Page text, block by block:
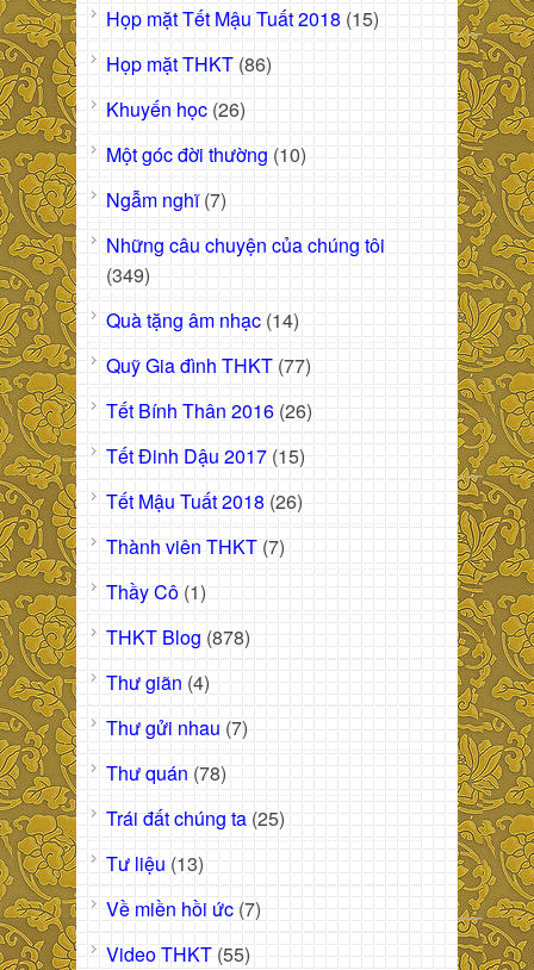
Họp mặt Tết Mậu Tuất 2018 (15)
Họp mặt THKT (86)
Khuyến học (26)
Một góc đời thường (10)
Ngẫm nghĩ(7)
Những câu chuyện của chúng tôi
(349)
Quà tặng âm nhạc (14)
Quỹ Gia đình THKT (77)
Tết Bính Thân 2016 (26)
Tết Đinh Dậu 2017 (15)
Tết Mậu Tuất 2018 (26)
Thành viên THKT (7)
Thầy Cô (1)
THKT Blog (878)
Thư giãn (4)
Thư gửi nhau (7)
Thư quán (78)
Trái đất chúng ta (25)
Tư liệu (13)
Về miền hồi ức (7)
Video THKT (55)